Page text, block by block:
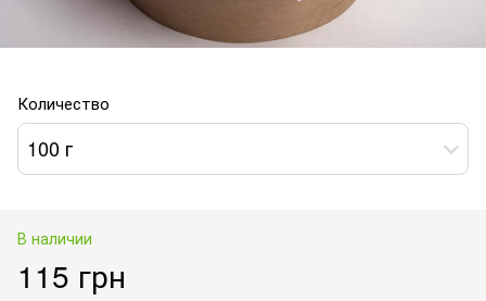
Количество
100 г
В наличии
115 грн